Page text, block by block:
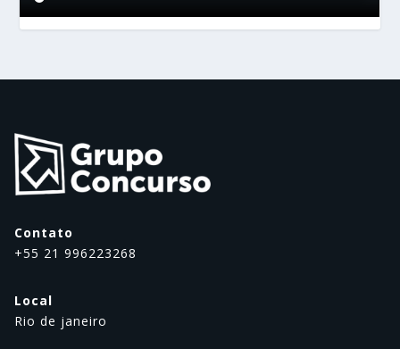
Contato
+55 21 996223268
Local
Rio de janeiro